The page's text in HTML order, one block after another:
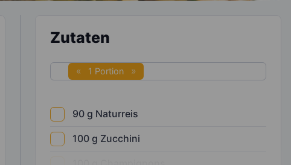
Zutaten
1 Portion
90 g Naturreis
100 g Zucchini